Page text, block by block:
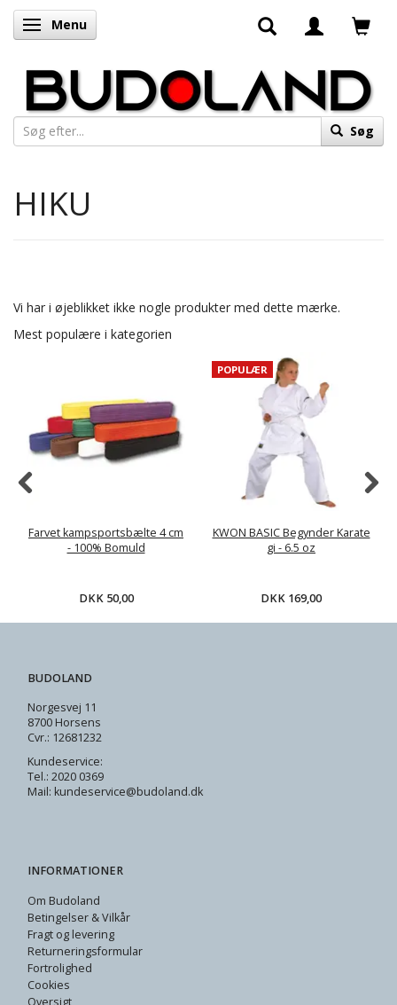
Skifte navigation
Menu
Søg
HIKU
Vi har i øjeblikket ikke nogle produkter med dette mærke.
Mest populære i kategorien
Farvet kampsportsbælte 4 cm
- 100% Bomuld
DKK 50,00
POPULÆR
KWON BASIC Begynder Karate
gi - 6.5 oz
DKK 169,00
BUDOLAND
Norgesvej 11
8700 Horsens
Cvr.: 12681232
Kundeservice:
Tel.: 2020 0369
Mail: kundeservice@budoland.dk
INFORMATIONER
Om Budoland
Betingelser & Vilkår
Fragt og levering
Returneringsformular
Fortrolighed
Cookies
Oversigt